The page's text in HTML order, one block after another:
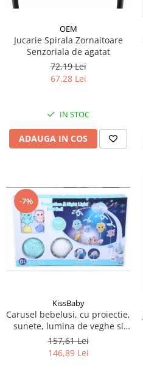
OEM
Jucarie Spirala Zornaitoare
Senzoriala de agatat
72,19 Lei
67,28 Lei
IN STOC
ADAUGA IN COS
-7%
KissBaby
Carusel bebelusi, cu proiectie,
sunete, lumina de veghe si
telecomanda
157,61 Lei
146,89 Lei